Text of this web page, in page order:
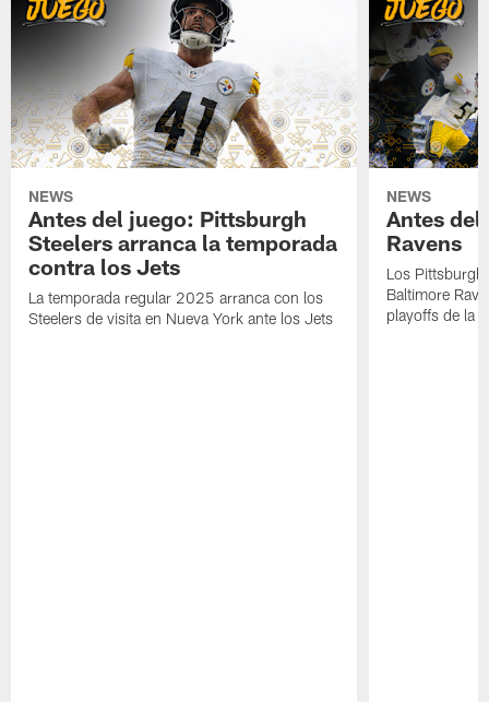
NEWS
Antes del juego: Pittsburgh
Steelers arranca la temporada
contra los Jets
La temporada regular 2025 arranca con los
Steelers de visita en Nueva York ante los Jets
NEWS
Antes del
Ravens
Los Pittsburgh
Baltimore
playoffs de la